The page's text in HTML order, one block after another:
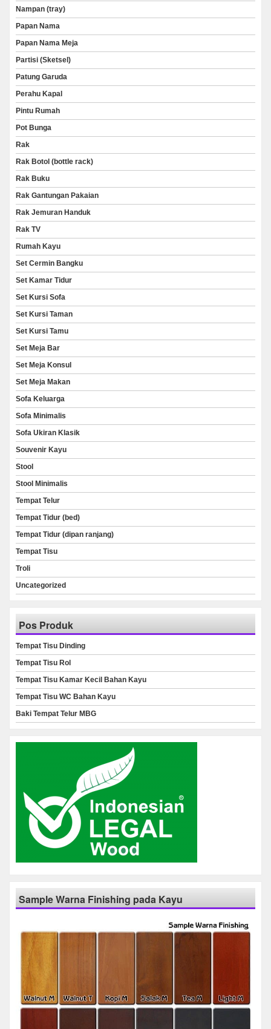
Nampan (tray)
Papan Nama
Papan Nama Meja
Partisi (Sketsel)
Patung Garuda
Perahu Kapal
Pintu Rumah
Pot Bunga
Rak
Rak Botol (bottle rack)
Rak Buku
Rak Gantungan Pakaian
Rak Jemuran Handuk
Rak TV
Rumah Kayu
Set Cermin Bangku
Set Kamar Tidur
Set Kursi Sofa
Set Kursi Taman
Set Kursi Tamu
Set Meja Bar
Set Meja Konsul
Set Meja Makan
Sofa Keluarga
Sofa Minimalis
Sofa Ukiran Klasik
Souvenir Kayu
Stool
Stool Minimalis
Tempat Telur
Tempat Tidur (bed)
Tempat Tidur (dipan ranjang)
Tempat Tisu
Troli
Uncategorized
Pos Produk
Tempat Tisu Dinding
Tempat Tisu Rol
Tempat Tisu Kamar Kecil Bahan Kayu
Tempat Tisu WC Bahan Kayu
Baki Tempat Telur MBG
Sample Warna Finishing pada Kayu